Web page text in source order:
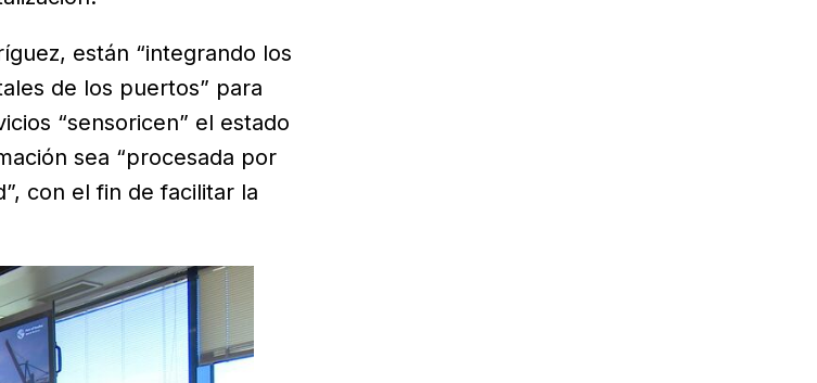
están “integrando los
de los puertos” para
“sensoricen” el estado
sea “procesada por
con el fin de facilitar la